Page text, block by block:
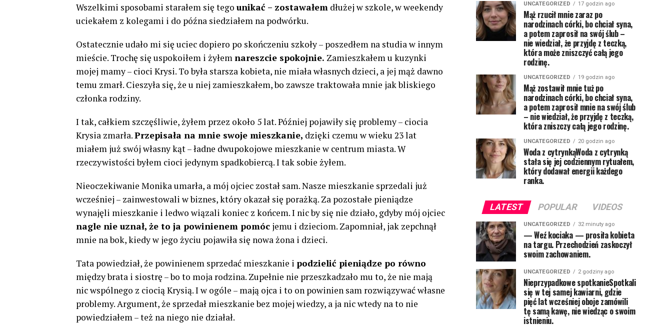
Wszelkimi sposobami starałem się tego unikać – zostawałem dłużej w szkole, w weekendy
uciekałem z kolegami i do późna siedziałem na podwórku.
Ostatecznie udało mi się uciec dopiero po skończeniu szkoły – poszedłem na studia w innym
mieście. Trochę się uspokoiłem i żyłemnareszcie spokojnie. Zamieszkałem u kuzynki
mojej mamy – cioci Krysi. To była starsza kobieta, nie miała własnych dzieci, a jej mąż dawno
temu zmarł. Cieszyła się, że u niej zamieszkałem, bo zawsze traktowała mnie jak bliskiego
członka rodziny.
I tak, całkiem szczęśliwie, żyłem przez około 5 lat. Później pojawiły się problemy – ciocia
Krysia zmarła.Przepisała na mnie swoje mieszkanie, dzięki czemu w wieku 23 lat
miałem już swój własny kąt – ładne dwupokojowe mieszkanie w centrum miasta. W
rzeczywistości byłem cioci jedynym spadkobiercą. I tak sobie żyłem.
Nieoczekiwanie Monika umarła, a mój ojciec został sam. Nasze mieszkanie sprzedali już
wcześniej – zainwestowali w biznes, który okazał się porażką. Za pozostałe pieniądze
wynajęli mieszkanie i ledwo wiązali koniec z końcem. I nic by się nie działo, gdyby mój ojciec
nagle nie uznał, że to ja powinienem pomóc jemu i dzieciom. Zapomniał, jak zepchnął
mnie na bok, kiedy w jego życiu pojawiła się nowa żona i dzieci.
Tata powiedział, że powinienem sprzedać mieszkanie i podzielić pieniądze po równo
między brata i siostrę – bo to moja rodzina. Zupełnie nie przeszkadzało mu to, że nie mają
nic wspólnego z ciocią Krysią. I w ogóle – mają ojca i to on powinien sam rozwiązywać własne
problemy. Argument, że sprzedał mieszkanie bez mojej wiedzy, a ja nic wtedy na to nie
powiedziałem – też na niego nie działał.
UNCATEGORIZED 17 godzin ago
Mąż rzucił mnie zaraz po
narodzinach córki, bo chciał syna,
a potem zaprosił na swój ślub –
nie wiedział, że przyjdę z teczką,
która może zniszczyć całą jego
rodzinę.
UNCATEGORIZED 19 godzin ago
Mąż zostawił mnie tuż po
narodzinach córki, bo chciał syna,
a potem zaprosił mnie na swój ślub
– nie wiedział, że przyjdę z teczką,
która zniszczy całą jego rodzinę.
UNCATEGORIZED 20 godzin ago
Woda z cytrynkąWoda z cytrynką
stała się jej codziennym rytuałem,
który dodawał energii każdego
ranka.
LATEST POPULAR VIDEOS
UNCATEGORIZED 32 minuty ago
— Weź kociaka — prosiła kobieta
na targu. Przechodzień zaskoczył
swoim zachowaniem.
UNCATEGORIZED 2 godziny ago
Nieprzypadkowe spotkanieSpotkali
się w tej samej kawiarni, gdzie
pięć lat wcześniej oboje zamówili
tę samą kawę, nie wiedząc o swoim
istnieniu.